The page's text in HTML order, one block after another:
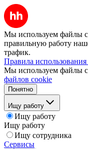
Мы используем файлы
правильную работу
трафик.
Правила
Мы используем файлы
файлов cookie
Понятно
Ищу работу
Ищу работу
Ищу работу
Ищу сотрудника
Сервисы